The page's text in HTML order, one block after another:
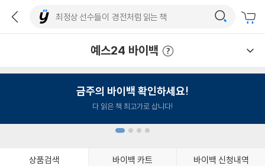
예스24 바이백
금주의 바이백 확인하세요!
다 읽은 책 최고가로 삽니다!
상품검색 바이백 카트 바이백 신청내역